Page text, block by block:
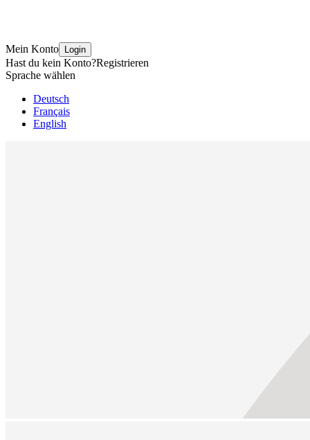
Mein Konto Login
Hast du kein Konto?Registrieren
Sprache wählen
Deutsch
Français
English